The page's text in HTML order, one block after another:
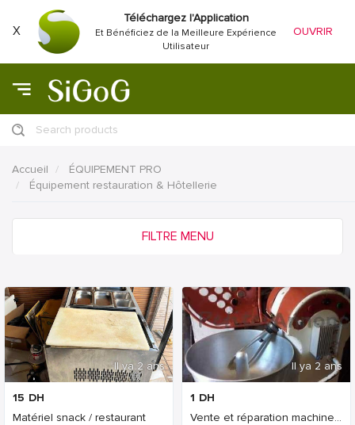
X
Téléchargez l'Application
Et Bénéficiez de la Meilleure Expérience
Utilisateur
OUVRIR
Search products
Accueil
ÉQUIPEMENT PRO
Équipement restauration & Hôtellerie
FILTRE MENU
Il ya 2 ans
15 DH
Matériel snack / restaurant
Il ya 2 ans
1 DH
Vente et réparation machine boulangerie